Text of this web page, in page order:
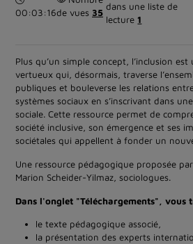
00:03:16de vues 35
dans une liste de
lecture1
Plus qu’un simple concept, l’inclusion
vertueux qui, désormais, traverse
publiques et bouleverse les relations
systèmes sociaux en s’inscrivant dans
sociale. Cette ressource permet de
société inclusive, son émergence et ses
sociétales qui appellent à fonder un
Une ressource pédagogique proposée
Marion Scheider-Yilmaz, sociologues.
Dans l'onglet "Téléchargements", vous
le texte pédagogique associé,
la présentation des experts